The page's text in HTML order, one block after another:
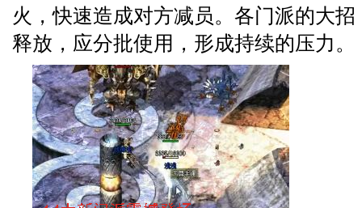
火，快速造成对方减员。各门派的大
释放，应分批使用，形成持续的压力。